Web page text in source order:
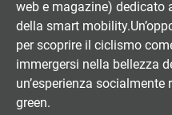
web e magazine) dedicato
della smart
per scoprire il ciclismo
immergersi nella bellezza
un’esperienza
green.